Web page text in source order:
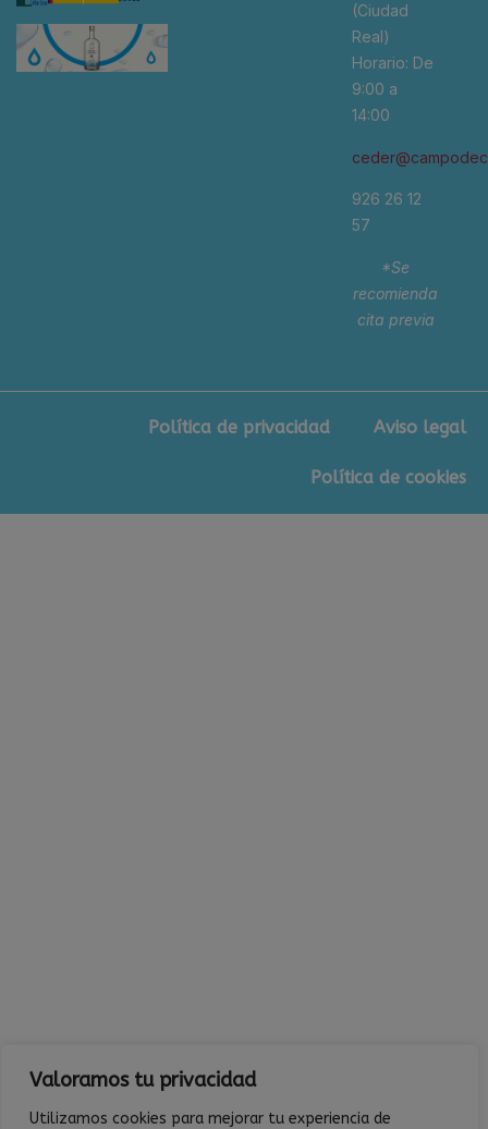
Valoramos tu privacidad
Utilizamos cookies para mejorar tu experiencia de
(Ciudad
Real)
Horario: De
9:00 a
14:00
926 26 12
57
*Se
recomienda
cita previa
Política de privacidad Aviso legal
Política de cookies